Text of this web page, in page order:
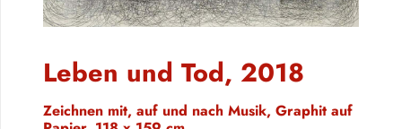
Leben und Tod, 2018
Zeichnen mit, auf und nach Musik, Graphit auf